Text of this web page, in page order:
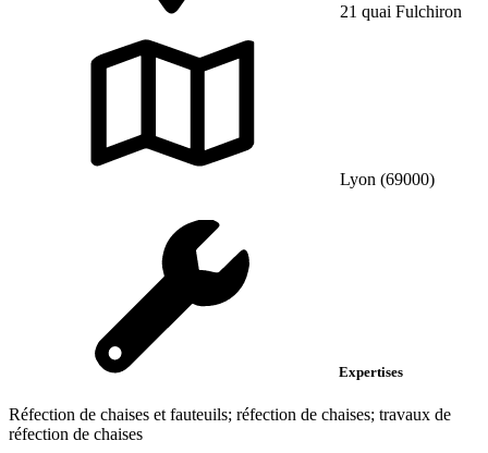
21 quai Fulchiron
Lyon (69000)
Expertises
Réfection de chaises et fauteuils; réfection de chaises; travaux de
réfection de chaises